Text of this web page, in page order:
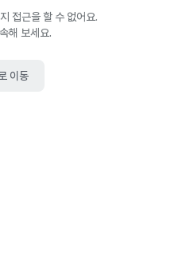
접근을 할 수 없어요.
해 보세요.
이동